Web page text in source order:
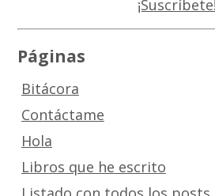
Páginas
Bitácora
Contáctame
Hola
Libros que he escrito